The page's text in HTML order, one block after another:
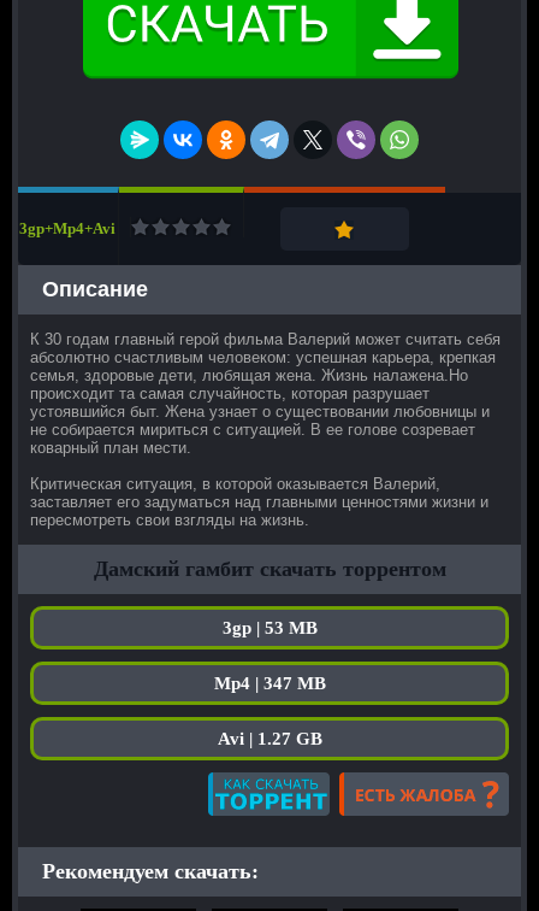
3gp+Mp4+Avi
Описание
К 30 годам главный герой фильма Валерий может считать себя
абсолютно счастливым человеком: успешная карьера, крепкая
семья, здоровые дети, любящая жена. Жизнь налажена.Но
происходит та самая случайность, которая разрушает
устоявшийся быт. Жена узнает о существовании любовницы и
не собирается мириться с ситуацией. В ее голове созревает
коварный план мести.
Критическая ситуация, в которой оказывается Валерий,
заставляет его задуматься над главными ценностями жизни и
пересмотреть свои взгляды на жизнь.
Дамский гамбит скачать торрентом
3gp | 53 MB
Mp4 | 347 MB
Avi | 1.27 GB
Рекомендуем скачать: